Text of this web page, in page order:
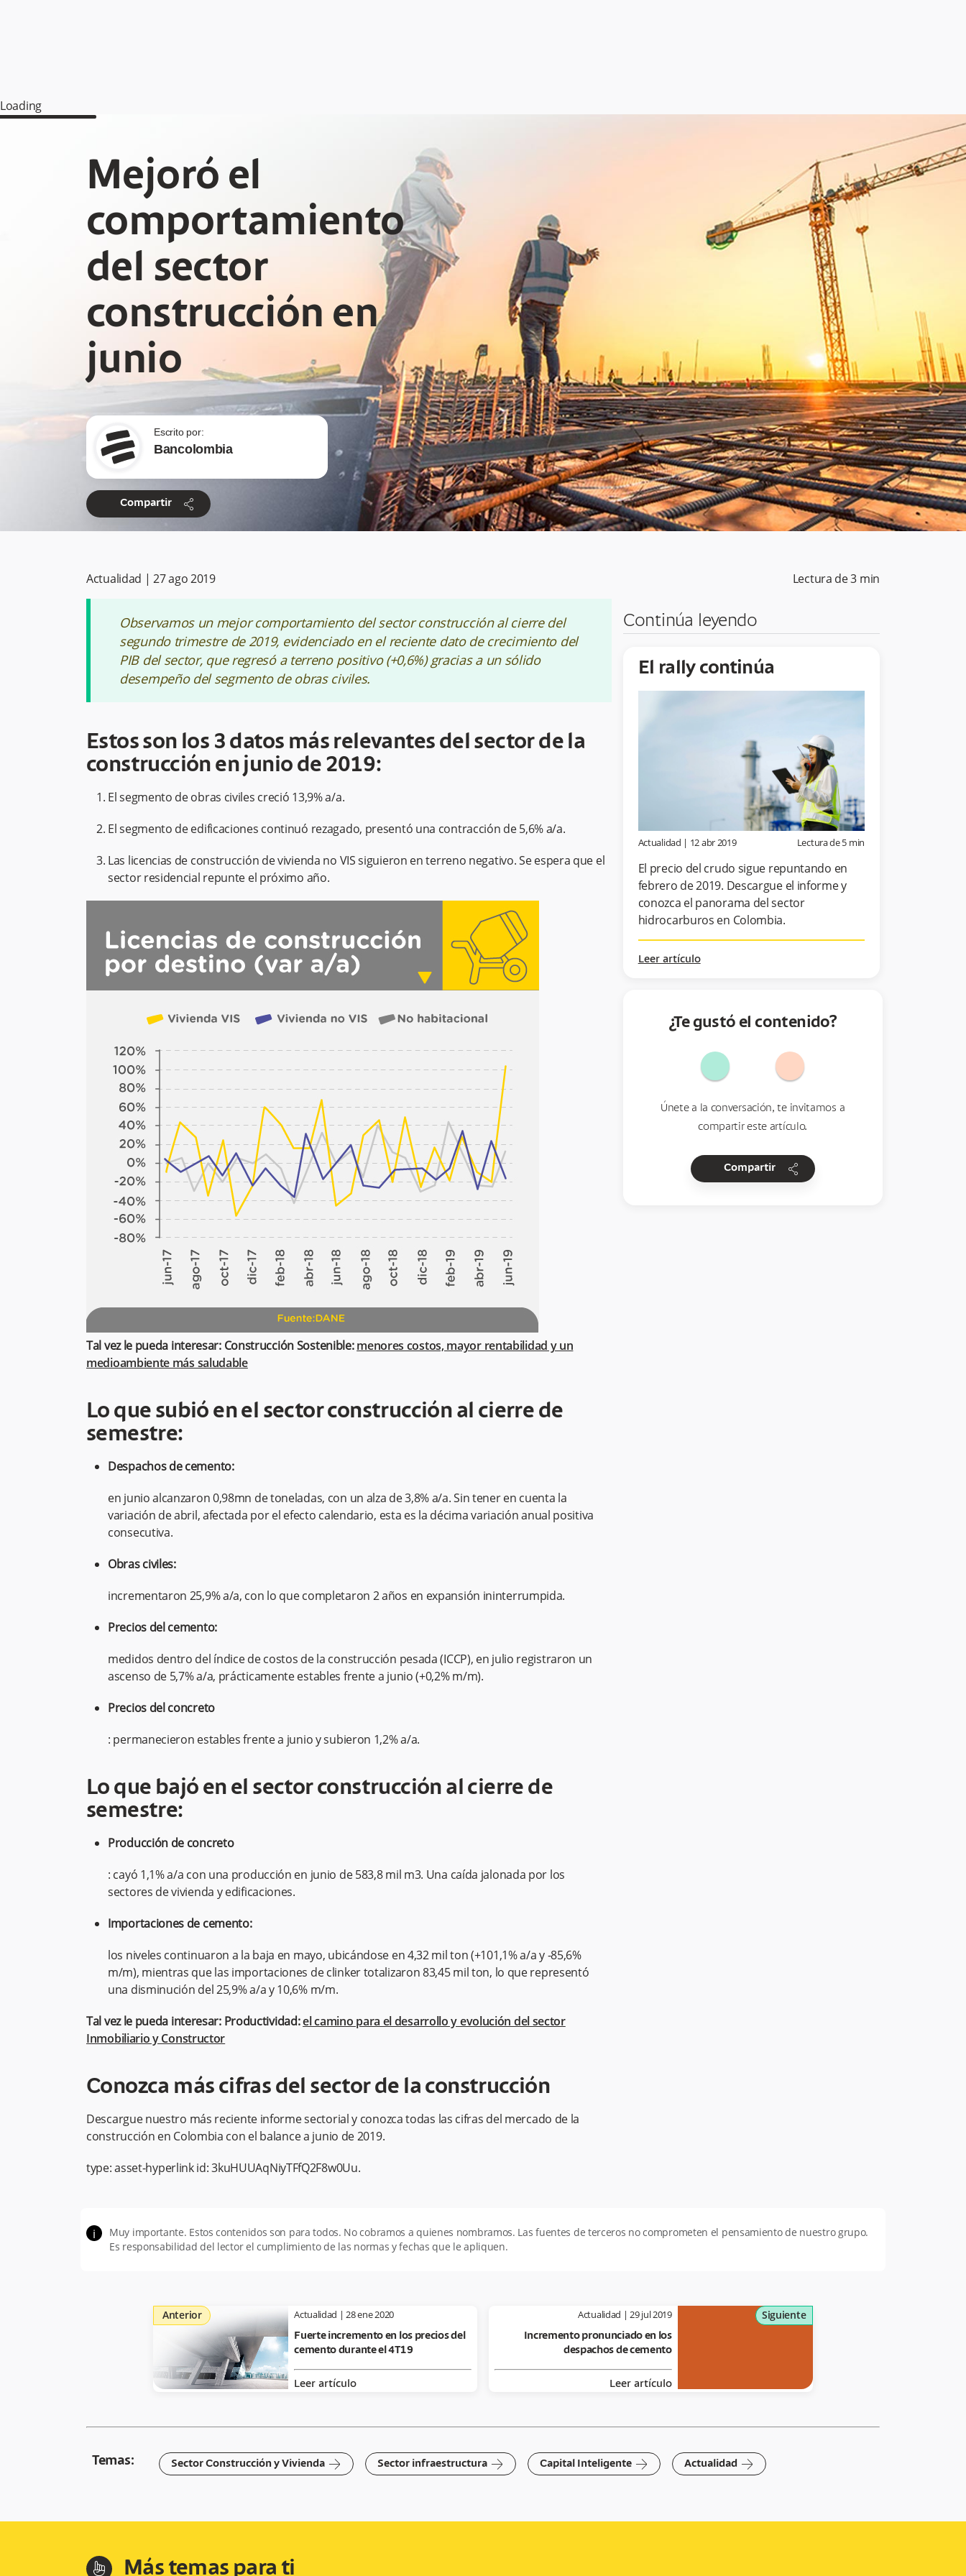
Loading
Mejoró el
comportamiento
del sector
construcción en
junio
Escrito por:
Bancolombia
Compartir share
Actualidad | 27 ago 2019 Lectura de3 min
Observamos un mejor comportamiento del sector construcción al cierre del
segundo trimestre de 2019, evidenciado en el reciente dato de crecimiento del
PIB del sector, que regresó a terreno positivo (+0,6%) gracias a un sólido
desempeño del segmento de obras civiles.
Estos son los 3 datos más relevantes del sector de la
construcción en junio de 2019:
El segmento de obras civiles creció 13,9% a/a.
El segmento de edificaciones continuó rezagado, presentó una contracción de 5,6% a/a.
Las licencias de construcción de vivienda no VIS siguieron en terreno negativo. Se espera que el
sector residencial repunte el próximo año.
Tal vez le pueda interesar: Construcción Sostenible:menores costos, mayor rentabilidad y un
medioambiente más saludable
Lo que subió en el sector construcción al cierre de
semestre:
Despachos de cemento:
en junio alcanzaron 0,98mn de toneladas, con un alza de 3,8% a/a. Sin tener en cuenta la
variación de abril, afectada por el efecto calendario, esta es la décima variación anual positiva
consecutiva.
Obras civiles:
incrementaron 25,9% a/a, con lo que completaron 2 años en expansión ininterrumpida.
Precios del cemento:
medidos dentro del índice de costos de la construcción pesada (ICCP), en julio registraron un
ascenso de 5,7% a/a, prácticamente estables frente a junio (+0,2% m/m).
Precios del concreto
: permanecieron estables frente a junio y subieron 1,2% a/a.
Lo que bajó en el sector construcción al cierre de
semestre:
Producción de concreto
: cayó 1,1% a/a con una producción en junio de 583,8 mil m3. Una caída jalonada por los
sectores de vivienda y edificaciones.
Importaciones de cemento:
los niveles continuaron a la baja en mayo, ubicándose en 4,32 mil ton (+101,1% a/a y -85,6%
m/m), mientras que las importaciones de clinker totalizaron 83,45 mil ton, lo que representó
una disminución del 25,9% a/a y 10,6% m/m.
Tal vez le pueda interesar: Productividad:el camino para el desarrollo y evolución del sector
Inmobiliario y Constructor
Conozca más cifras del sector de la construcción
Descargue nuestro más reciente informe sectorial y conozca todas las cifras del mercado de la
construcción en Colombia con el balance a junio de 2019.
type:asset-hyperlinkid:3kuHUUAqNiyTFfQ2F8w0Uu.
Continúa leyendo
El rally continúa
Actualidad | 12 abr 2019 Lectura de5 min
El precio del crudo sigue repuntando en
febrero de 2019. Descargue el informe y
conozca el panorama del sector
hidrocarburos en Colombia.
Leer artículo
¿Te gustó el contenido?
Únete a la conversación, te invitamos a
compartir este artículo.
Compartir share
i
Muy importante. Estos contenidos son para todos. No cobramos a quienes nombramos. Las fuentes de terceros no comprometen el pensamiento de nuestro grupo.
Es responsabilidad del lector el cumplimiento de las normas y fechas que le apliquen.
Anterior Actualidad |28 ene 2020
Fuerte incremento en los precios del
cemento durante el 4T19
Leer artículo
Siguiente
Actualidad |29 jul 2019
Incremento pronunciado en los
despachos de cemento
Leer artículo
Temas: Sector Construcción y Vivienda arrow-right Sector infraestructura arrow-right Capital Inteligente arrow-right Actualidad arrow-right
hand-index Más temas para ti